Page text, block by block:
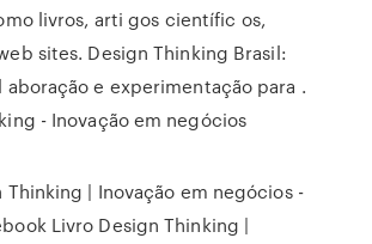
livros, arti gos científic os,
sites. Design Thinking Brasil:
e experimentação para .
- Inovação em negócios
Thinking | Inovação em negócios -
Livro Design Thinking |